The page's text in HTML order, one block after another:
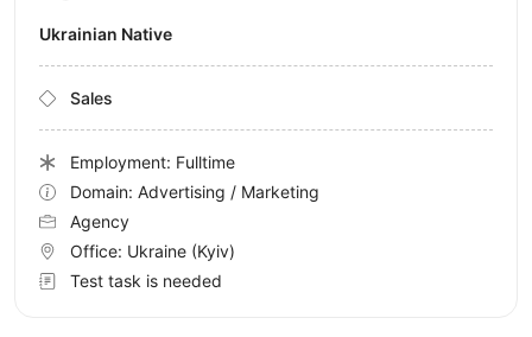
Ukrainian Native
Sales
Employment: Fulltime
Domain: Advertising / Marketing
Agency
Office: Ukraine (Kyiv)
Test task is needed